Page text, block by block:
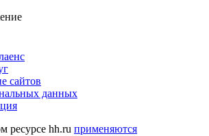
сайтов
данных
ресурсе hh.ru применяются